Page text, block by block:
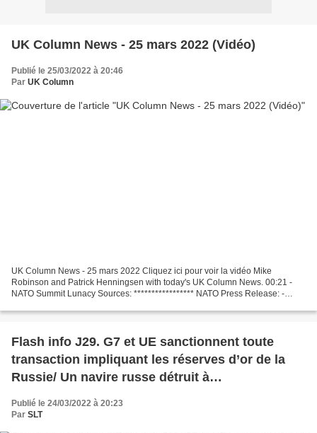
UK Column News - 25 mars 2022 (Vidéo)
Publié le 25/03/2022 à 20:46
Par UK Column
UK Column News - 25 mars 2022 Cliquez ici pour voir la vidéo Mike
Robinson and Patrick Henningsen with today's UK Column News. 00:21 -
NATO Summit Lunacy Sources: ***************** NATO Press Release: -
Flash info J29. G7 et UE sanctionnent toute
transaction impliquant les réserves d’or de la
Russie/ Un navire russe détruit à
Berdiansk/Echange de prisonniers/ Les USA
multiplient les menaces de sanctions contre la
Publié le 24/03/2022 à 20:23
Par SLT